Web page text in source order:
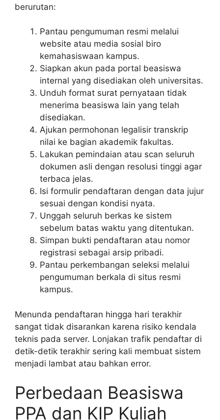
berurutan:
Pantau pengumuman resmi melalui
website atau media sosial biro
kemahasiswaan kampus.
Siapkan akun pada portal beasiswa
internal yang disediakan oleh universitas.
Unduh format surat pernyataan tidak
menerima beasiswa lain yang telah
disediakan.
Ajukan permohonan legalisir transkrip
nilai ke bagian akademik fakultas.
Lakukan pemindaian atau scan seluruh
dokumen asli dengan resolusi tinggi agar
terbaca jelas.
Isi formulir pendaftaran dengan data jujur
sesuai dengan kondisi nyata.
Unggah seluruh berkas ke sistem
sebelum batas waktu yang ditentukan.
Simpan bukti pendaftaran atau nomor
registrasi sebagai arsip pribadi.
Pantau perkembangan seleksi melalui
pengumuman berkala di situs resmi
kampus.
Menunda pendaftaran hingga hari terakhir
sangat tidak disarankan karena risiko kendala
teknis pada server. Lonjakan trafik pendaftar di
detik-detik terakhir sering kali membuat sistem
menjadi lambat atau bahkan error.
Perbedaan Beasiswa
PPA dan KIP Kuliah